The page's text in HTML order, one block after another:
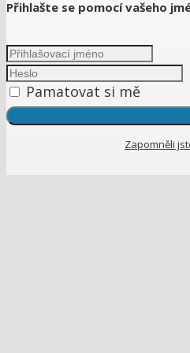
Přihlašte se pomocí vašeho
Pamatovat si mě
Zapomněli